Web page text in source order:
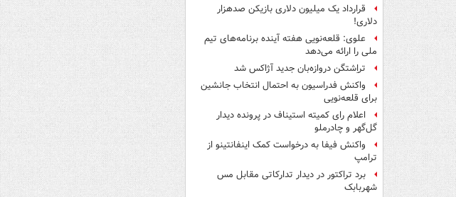
قرارداد یک میلیون دلاری بازیکن صدهزار
دلاری!
علوی: قلعه‌نویی هفته آینده برنامه‌های تیم
ملی را ارائه می‌دهد
تراِشتگن دروازه‌بان جدید آژاکس شد
واکنش فدراسیون به احتمال انتخاب جانشین
برای قلعه‌نویی
اعلام رای کمیته استیناف در پرونده دیدار
گل‌گهر و چادرملو
واکنش فیفا به درخواست کمک اینفانتینو از
ترامپ
برد تراکتور در دیدار تدارکاتی مقابل مس
شهربابک